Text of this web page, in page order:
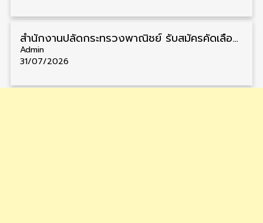
สำนักงานปลัดกระทรวงพาณิชย์ รับสมัครคัดเลือกพนักงานราชการ วุฒิ ปวส./ป.ตรี 11 อัตรา รับสมัคร 10 – 21 สิงหาคม
Admin
31/07/2026